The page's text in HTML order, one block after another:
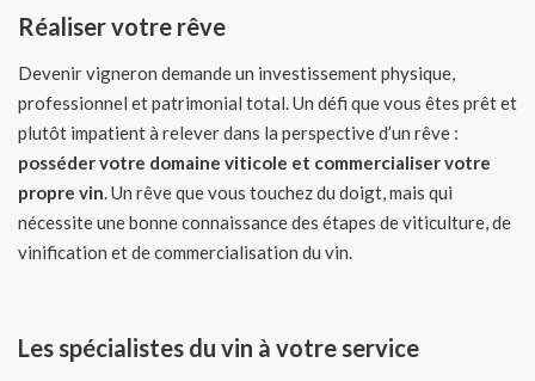
Réaliser votre rêve
Devenir vigneron demande un investissement physique,
professionnel et patrimonial total. Un défi que vous êtes prêt et
plutôt impatient à relever dans la perspective d’un rêve :
posséder votre domaine viticole et commercialiser votre
propre vin. Un rêve que vous touchez du doigt, mais qui
nécessite une bonne connaissance des étapes de viticulture, de
vinification et de commercialisation du vin.
Les spécialistes du vin à votre service